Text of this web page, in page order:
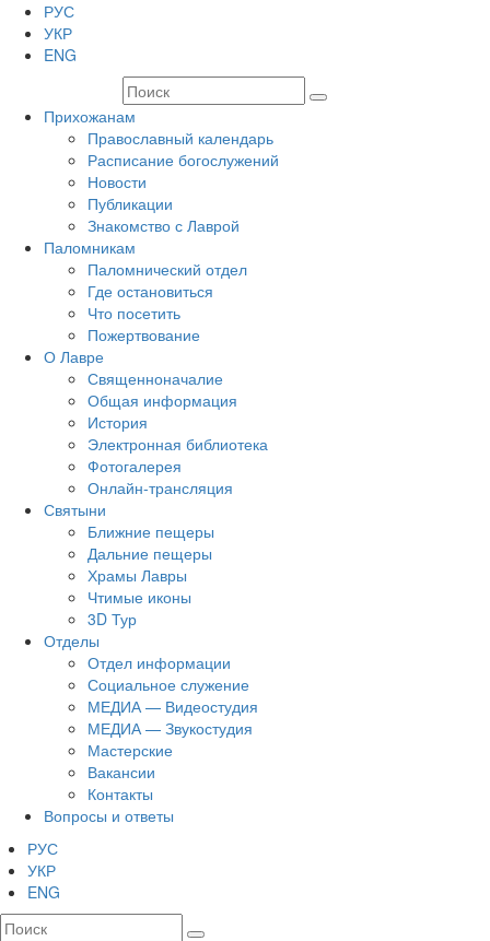
РУС
УКР
ENG
Прихожанам
Православный календарь
Расписание богослужений
Новости
Публикации
Знакомство с Лаврой
Паломникам
Паломнический отдел
Где остановиться
Что посетить
Пожертвование
О Лавре
Священноначалие
Общая информация
История
Электронная библиотека
Фотогалерея
Онлайн-трансляция
Святыни
Ближние пещеры
Дальние пещеры
Храмы Лавры
Чтимые иконы
3D Тур
Отделы
Отдел информации
Социальное служение
МЕДИА — Видеостудия
МЕДИА — Звукостудия
Мастерские
Вакансии
Контакты
Вопросы и ответы
РУС
УКР
ENG